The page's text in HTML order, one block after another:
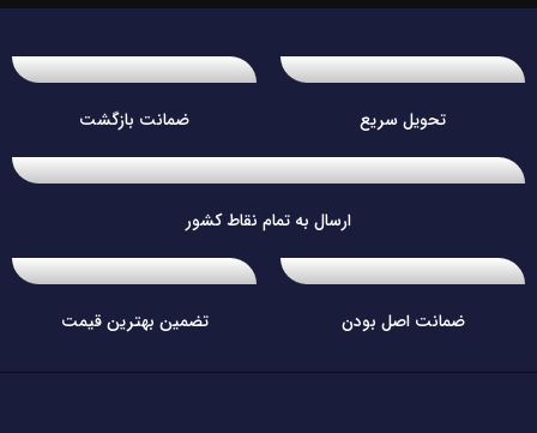
تحویل سریع ضمانت بازگشت
ارسال به تمام نقاط کشور
ضمانت اصل بودن تضمین بهترین قیمت